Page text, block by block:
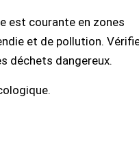
est courante en zones
et de pollution.
déchets dangereux.